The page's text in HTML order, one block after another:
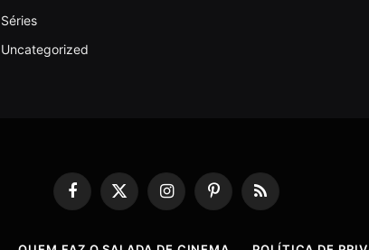
Séries
Uncategorized
Facebook
X
(Twitter)
InstagramPinterestRSS